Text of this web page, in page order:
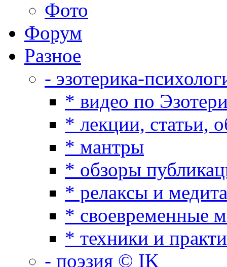
Фото
Форум
Разное
- эзотерика-
* видео по
* лекции, статьи,
* мантры
* обзоры
* релаксы и
* своевременные
* техники и
- поэзия © IK